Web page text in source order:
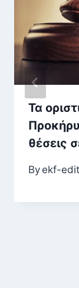
Τα
θέσεις
By ekf-